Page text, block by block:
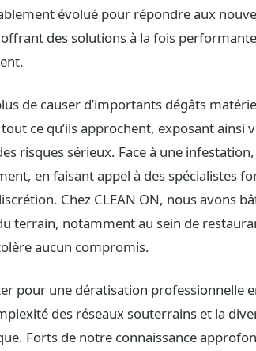
évolué pour répondre aux
des solutions à la fois
de causer d’importants dégâts
ce qu’ils approchent, exposant ainsi
risques sérieux. Face à une
en faisant appel à des spécialistes
Chez CLEAN ON, nous avons
terrain, notamment au sein de
aucun compromis.
pour une dératisation professionnelle
des réseaux souterrains et la
Forts de notre connaissance